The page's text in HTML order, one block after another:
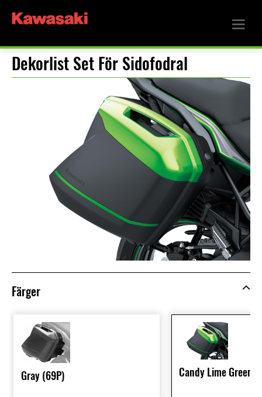
Dekorlist Set För Sidofodral
Färger
Gray (69P) Candy Lime Green